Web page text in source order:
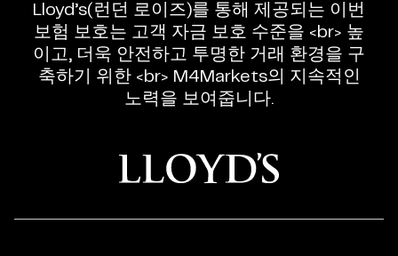
켓
-
신
뢰
CFD
Lloyd’s(런던 로이즈)를 통해 제공되는 이번
보험 보호는 고객 자금 보호 수준을 <br> 높
이고, 더욱 안전하고 투명한 거래 환경을 구
축하기 위한 <br> M4Markets의 지속적인
노력을 보여줍니다.